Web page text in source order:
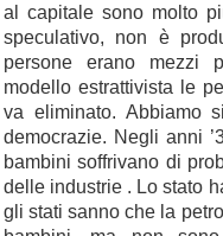
al capitale sono molto
speculativo, non è
persone erano mezzi
modello estrattivista le
va eliminato. Abbiamo
democrazie. Negli anni
bambini soffrivano di
delle industrie . Lo stato
gli stati sanno che la